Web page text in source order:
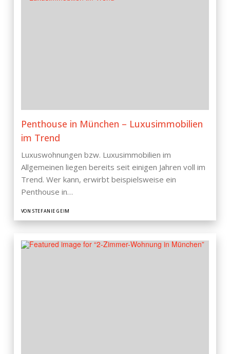
Penthouse in München – Luxusimmobilien
im Trend
Luxuswohnungen bzw. Luxusimmobilien im
Allgemeinen liegen bereits seit einigen Jahren voll im
Trend. Wer kann, erwirbt beispielsweise ein
Penthouse in…
VON STEFANIE GEIM